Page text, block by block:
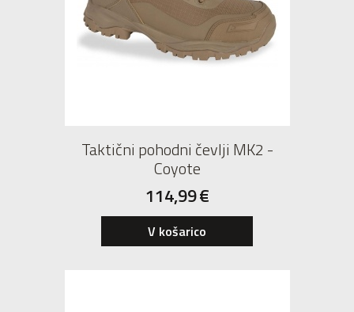
39 40 41
Taktični pohodni čevlji MK2 -
Coyote
114,99€
V košarico